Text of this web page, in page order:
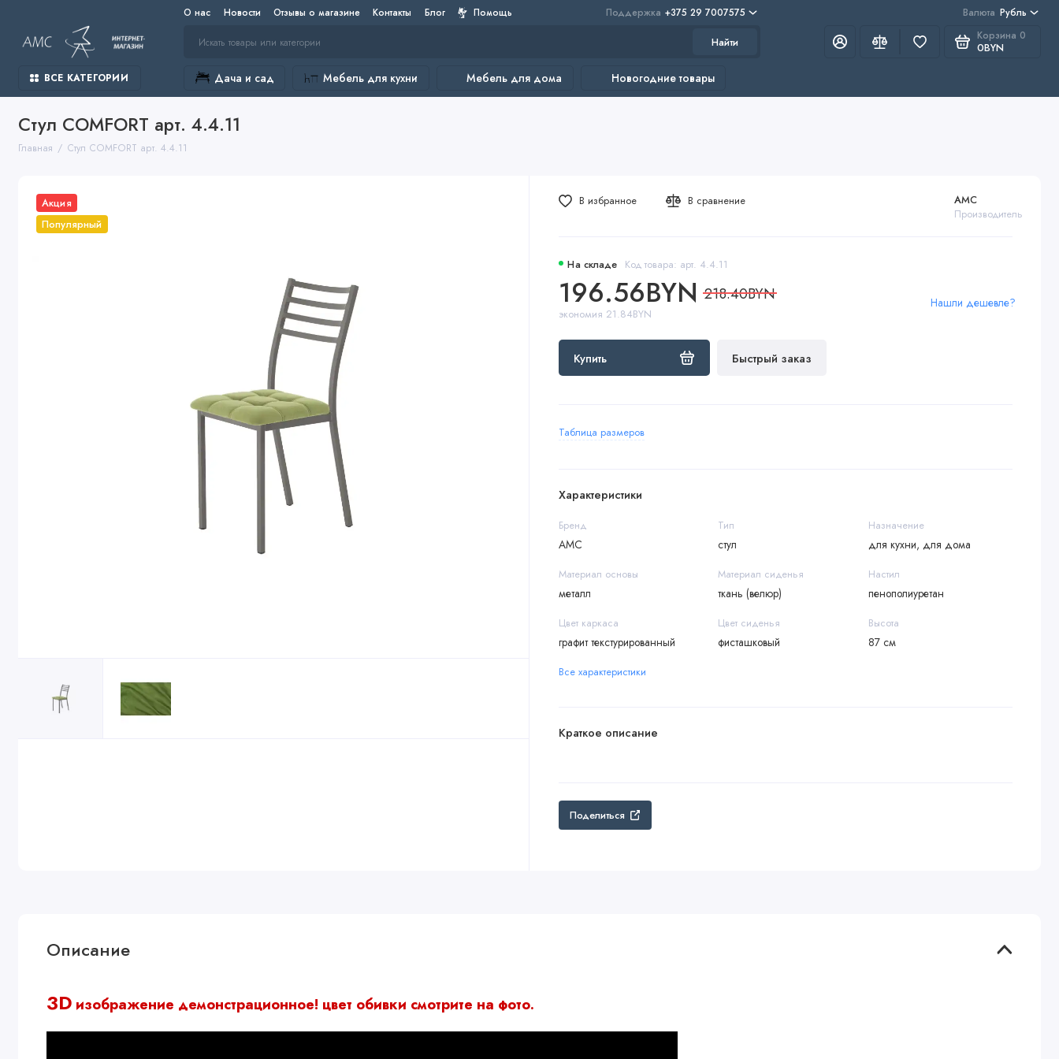
О нас Новости Отзывы о магазине Контакты Блог Помощь Поддержка +375 29 7007575 Валюта Рубль
Найти Корзина 0
0BYN
ВСЕ КАТЕГОРИИ Дача и сад Мебель для кухни Мебель для дома Новогодние товары
Стул COMFORT арт. 4.4.11
Главная Стул COMFORT арт. 4.4.11
Акция
Популярный
На складе Код товара: арт. 4.4.11
AMC
Производитель
196.56BYN 218.40BYN
экономия 21.84BYN
Купить Быстрый заказ
Нашли дешевле?
В избранное В сравнение
Таблица размеров
Характеристики
Бренд
АМС
Тип
стул
Назначение
для кухни, для дома
Материал основы
металл
Материал сиденья
ткань (велюр)
Настил
пенополиуретан
Цвет каркаса
графит текстурированный
Цвет сиденья
фисташковый
Высота
87 см
Все характеристики
Краткое описание
Поделиться
Описание
3D изображение демонстрационное! цвет обивки смотрите на фото.